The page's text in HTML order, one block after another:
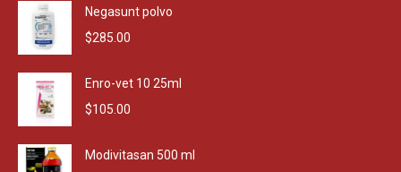
Negasunt polvo
$285.00
Enro-vet 10 25ml
$105.00
Modivitasan 500 ml